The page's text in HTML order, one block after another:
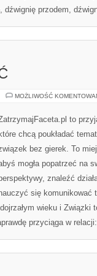
dźwignię przodem,
MOŻLIWOŚĆ
to
które chcą poukładać
bez gierek. To
mogła popatrzeć na
znaleźć
się komunikować
wieku i Związki
przyciąga w